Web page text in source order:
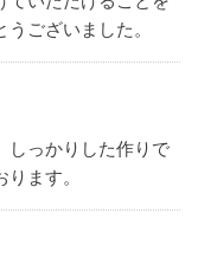
ございました。
しっかりした作りで
ます。